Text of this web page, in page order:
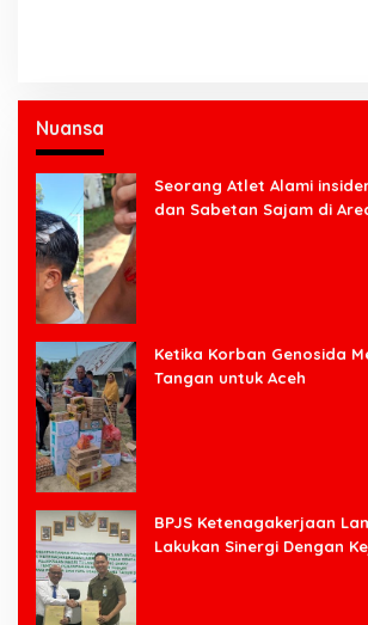
Nuansa
Seorang Atlet Alami
dan Sabetan Sajam di
Ketika Korban Genosida
Tangan untuk Aceh
BPJS Ketenagakerjaan
Lakukan Sinergi Dengan